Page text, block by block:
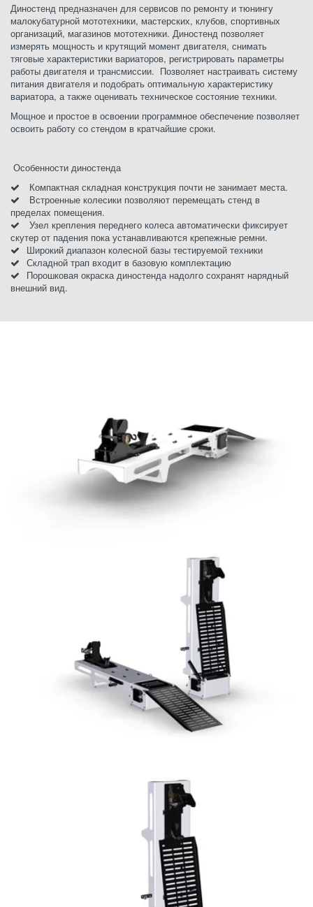
Диностенд предназначен для сервисов по ремонту и тюнингу
малокубатурной мототехники, мастерских, клубов, спортивных
организаций, магазинов мототехники. Диностенд позволяет
измерять мощность и крутящий момент двигателя, снимать
тяговые характеристики вариаторов, регистрировать параметры
работы двигателя и трансмиссии.  Позволяет настраивать систему
питания двигателя и подобрать оптимальную характеристику
вариатора, а также оценивать техническое состояние техники.
Мощное и простое в освоении программное обеспечение позволяет
освоить работу со стендом в кратчайшие сроки.
Особенности диностенда
Компактная складная конструкция почти не занимает места.
Встроенные колесики позволяют перемещать стенд в
пределах помещения.
Узел крепления переднего колеса автоматически фиксирует
скутер от падения пока устанавливаются крепежные ремни.
Широкий диапазон колесной базы тестируемой техники
Складной трап входит в базовую комплектацию
Порошковая окраска диностенда надолго сохранят нарядный
внешний вид.